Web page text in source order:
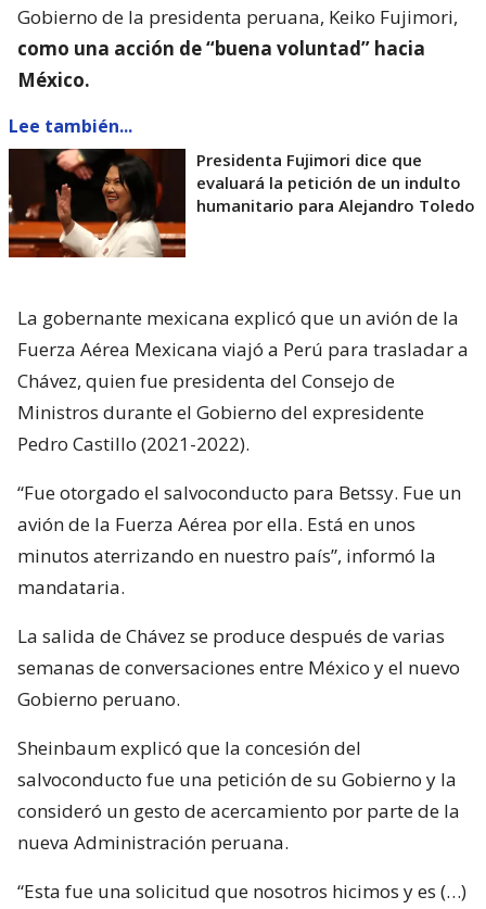
Gobierno de la presidenta peruana, Keiko Fujimori,
como una acción de “buena voluntad” hacia
México.
Lee también...
Presidenta Fujimori dice que
evaluará la petición de un indulto
humanitario para Alejandro Toledo
La gobernante mexicana explicó que un avión de la
Fuerza Aérea Mexicana viajó a Perú para trasladar a
Chávez, quien fue presidenta del Consejo de
Ministros durante el Gobierno del expresidente
Pedro Castillo (2021-2022).
“Fue otorgado el salvoconducto para Betssy. Fue un
avión de la Fuerza Aérea por ella. Está en unos
minutos aterrizando en nuestro país”, informó la
mandataria.
La salida de Chávez se produce después de varias
semanas de conversaciones entre México y el nuevo
Gobierno peruano.
Sheinbaum explicó que la concesión del
salvoconducto fue una petición de su Gobierno y la
consideró un gesto de acercamiento por parte de la
nueva Administración peruana.
“Esta fue una solicitud que nosotros hicimos y es (…)